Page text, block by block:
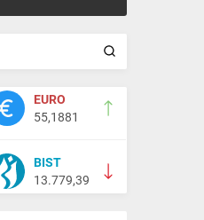
EURO
55,1881
BIST
13.779,39